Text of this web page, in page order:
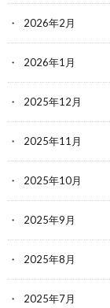
2026年2月
2026年1月
2025年12月
2025年11月
2025年10月
2025年9月
2025年8月
2025年7月